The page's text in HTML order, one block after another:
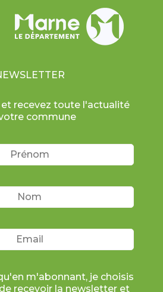
et recevez toute l'actualité
commune
m'abonnant, je choisis
recevoir la newsletter et